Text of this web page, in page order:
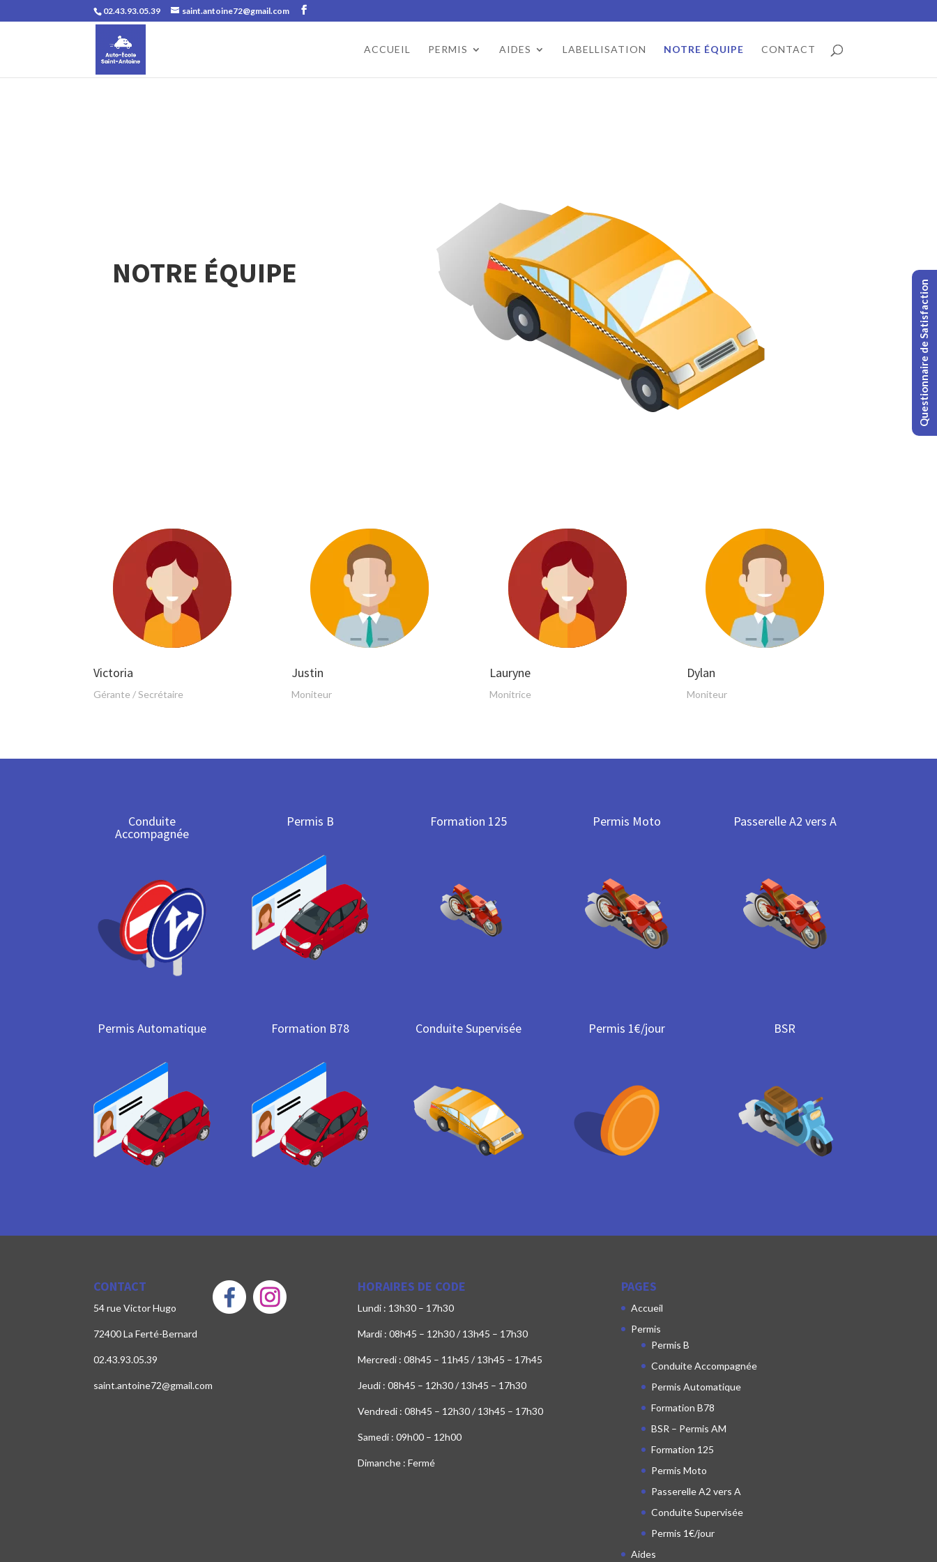
02.43.93.05.39 saint.antoine72@gmail.com
ACCUEIL PERMIS AIDES LABELLISATION NOTRE ÉQUIPE CONTACT
NOTRE ÉQUIPE
Victoria
Gérante / Secrétaire
Justin
Moniteur
Lauryne
Monitrice
Dylan
Moniteur
Conduite
Accompagnée
Permis B Formation 125 Permis Moto Passerelle A2 vers A
Permis Automatique Formation B78 Conduite Supervisée Permis 1€/jour BSR
CONTACT
54 rue Victor Hugo
72400 La Ferté-Bernard
02.43.93.05.39
saint.antoine72@gmail.com
HORAIRES DE CODE
Lundi : 13h30 – 17h30
Mardi : 08h45 – 12h30 / 13h45 – 17h30
Mercredi : 08h45 – 11h45 / 13h45 – 17h45
Jeudi : 08h45 – 12h30 / 13h45 – 17h30
Vendredi : 08h45 – 12h30 / 13h45 – 17h30
Samedi : 09h00 – 12h00
Dimanche : Fermé
PAGES
Accueil
Permis
Permis B
Conduite Accompagnée
Permis Automatique
Formation B78
BSR – Permis AM
Formation 125
Permis Moto
Passerelle A2 vers A
Conduite Supervisée
Permis 1€/jour
Aides
Questionnaire de Satisfaction